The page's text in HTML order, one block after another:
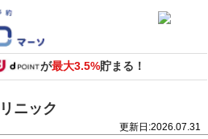
が最大3.5%貯まる！
ニック
更新日:2026.07.31